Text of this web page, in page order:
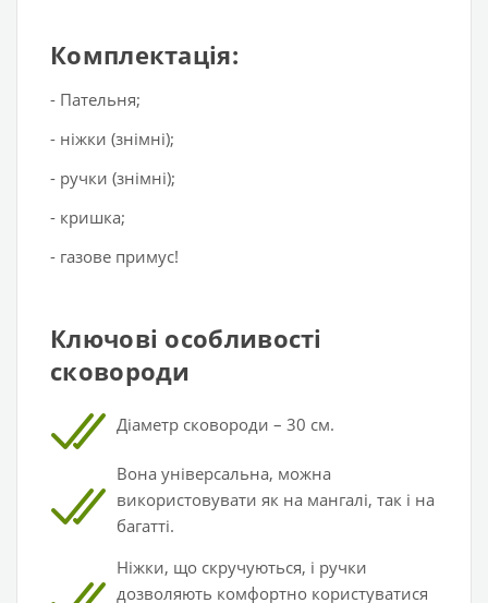
Комплектація:
- Пательня;
- ніжки (знімні);
- ручки (знімні);
- кришка;
- газове примус!
Ключові особливості
сковороди
Діаметр сковороди – 30 см.
Вона універсальна, можна
використовувати як на мангалі, так і на
багатті.
Ніжки, що скручуються, і ручки
дозволяють комфортно користуватися